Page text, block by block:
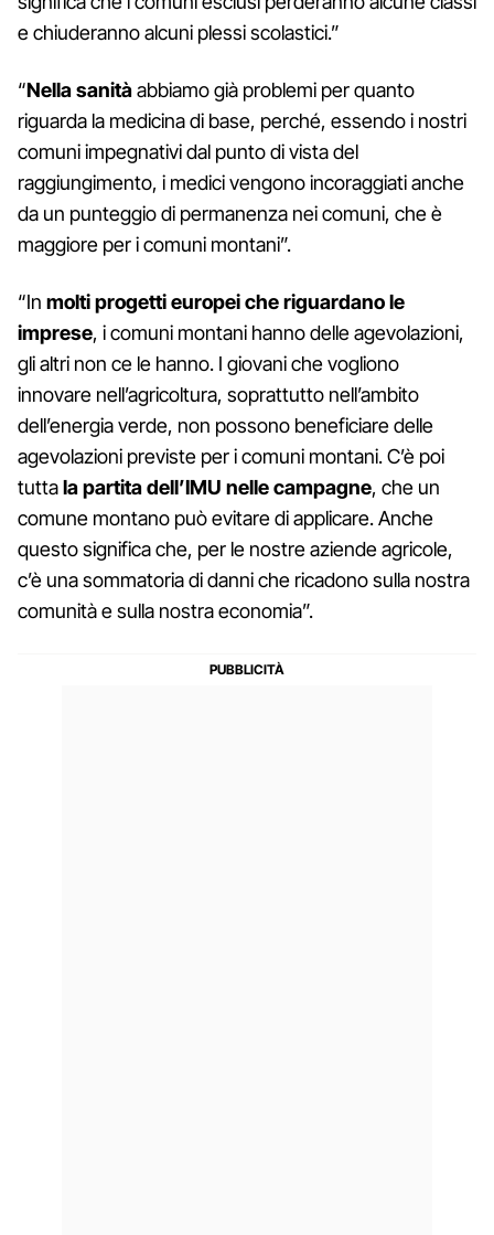
e chiuderanno alcuni plessi scolastici.”
“Nella sanitàabbiamo già problemi per quanto
riguarda la medicina di base, perché, essendo i nostri
comuni impegnativi dal punto di vista del
raggiungimento, i medici vengono incoraggiati anche
da un punteggio di permanenza nei comuni, che è
maggiore per i comuni montani”.
“In molti progetti europei che riguardano le
imprese, i comuni montani hanno delle agevolazioni,
gli altri non ce le hanno. I giovani che vogliono
innovare nell’agricoltura, soprattutto nell’ambito
dell’energia verde, non possono beneficiare delle
agevolazioni previste per i comuni montani. C’è poi
tuttala partita dell’IMU nelle campagne, che un
comune montano può evitare di applicare. Anche
questo significa che, per le nostre aziende agricole,
c’è una sommatoria di danni che ricadono sulla nostra
comunità e sulla nostra economia”.